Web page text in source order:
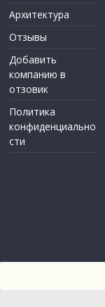
Архитектура
Отзывы
Добавить
компанию в
отзовик
Политика
конфиденциально
сти